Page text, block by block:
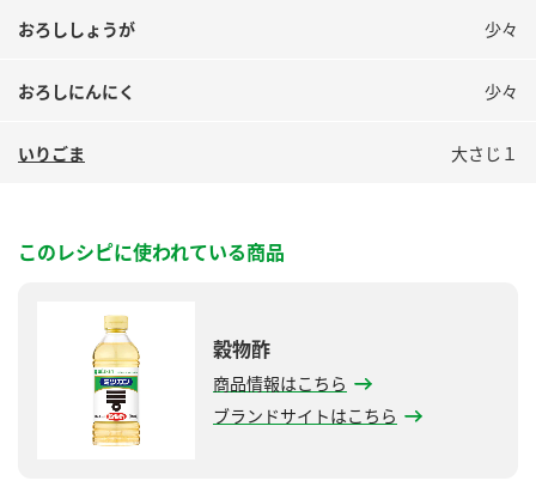
おろししょうが 少々
おろしにんにく 少々
いりごま 大さじ１
このレシピに使われている商品
穀物酢
商品情報はこちら
ブランドサイトはこちら